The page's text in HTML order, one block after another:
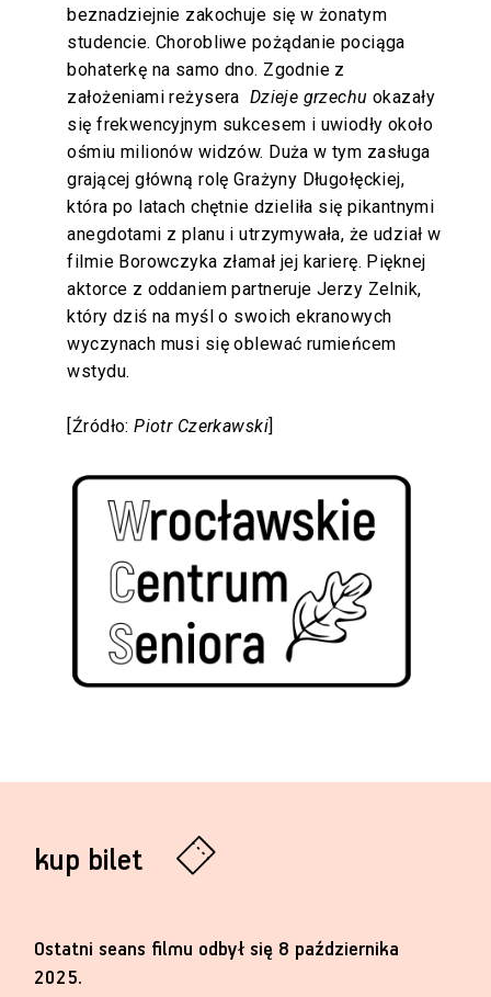
kup bilet
Ostatni seans filmu odbył się 8 października
2025.
beznadziejnie zakochuje się w żonatym
studencie. Chorobliwe pożądanie pociąga
bohaterkę na samo dno. Zgodnie z
założeniami reżysera Dzieje grzechu okazały
się frekwencyjnym sukcesem i uwiodły około
ośmiu milionów widzów. Duża w tym zasługa
grającej główną rolę Grażyny Długołęckiej,
która po latach chętnie dzieliła się pikantnymi
anegdotami z planu i utrzymywała, że udział w
filmie Borowczyka złamał jej karierę. Pięknej
aktorce z oddaniem partneruje Jerzy Zelnik,
który dziś na myśl o swoich ekranowych
wyczynach musi się oblewać rumieńcem
wstydu.
[Źródło:Piotr Czerkawski]